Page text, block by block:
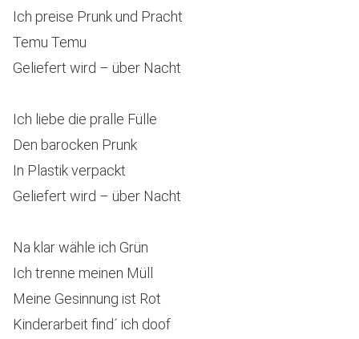
Ich preise Prunk und Pracht
Temu Temu
Geliefert wird – über Nacht
Ich liebe die pralle Fülle
Den barocken Prunk
In Plastik verpackt
Geliefert wird – über Nacht
Na klar wähle ich Grün
Ich trenne meinen Müll
Meine Gesinnung ist Rot
Kinderarbeit find´ ich doof